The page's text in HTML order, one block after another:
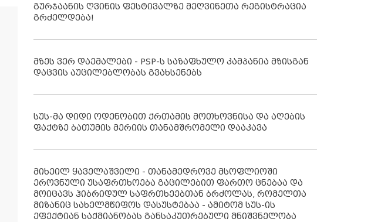
გურჯაანის ღვინის ფესტივალზე მეღვინეთა რეგისტრაცია
გრძელდება!
მზეს ვერ დაემალები - PSP-ს საზაფხულო კამპანია მზისგან
დაცვის აუცილებლობას გვახსენებს
სუს-მა დიდი ოდენობით ქრთამის მოთხოვნისა და აღების
ფაქტზე ბათუმის მერიის თანამშრომელი დააკავა
მიხეილ ყაველაშვილი - თანამედროვე მსოფლიოში
ეროვნული უსაფრთხოება გაცილებით ფართო ცნებაა და
მოიცავს ჰიბრიდულ საფრთხეებთან ბრძოლას, რომელთა
მიზანიც სახელმწიფოს დასუსტებაა - ამიტომ სუს-ის
ეფექტიან საქმიანობას განსაკუთრებული მნიშვნელობა